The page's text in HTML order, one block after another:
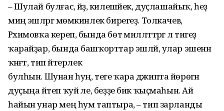
– Шулай булғас, әйҙә, килешәйек, дуҫлашайыҡ, һеҙ
миңә эшләргә мөмкинлек бирегеҙ. Толкачев,
Рәхимовҡа кереп, бында бөтә милләттәргә лә тигеҙ
ҡарайҙар, бында башҡорттар эшләй, улар эшенән
ҡәнәғәт, тип әйтерлек
булһын. Шунан һуң, теге ҡара джипта йөрөгән
дуҫыңа әйтеп ҡуй әле, беҙҙе бик ҡыҫмаһын. Ай
һайын унар мең һум таптыра, – тип зарланды